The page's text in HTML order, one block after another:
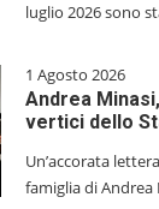
luglio 2026 sono
1 Agosto 2026
Andrea
vertici dello
Un’accorata
famiglia di Andrea